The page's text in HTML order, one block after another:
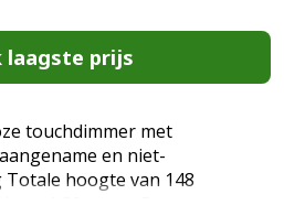
laagste prijs
touchdimmer met
en niet-
hoogte van 148
1,80 meter Boog